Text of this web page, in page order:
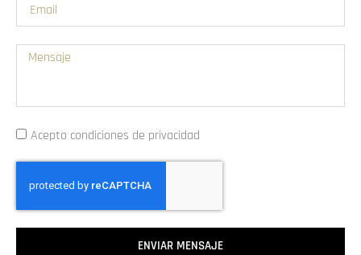
Acepto condiciones de privacidad
ENVIAR MENSAJE